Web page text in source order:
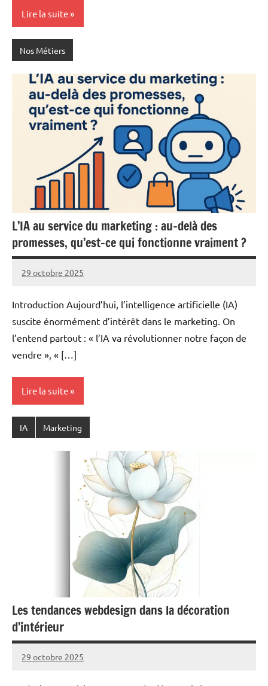
Lire la suite
Nos Métiers
L’IA au service du marketing : au-delà des
promesses, qu’est-ce qui fonctionne vraiment ?
29 octobre 2025
Ruben
Introduction Aujourd’hui, l’intelligence artificielle (IA)
suscite énormément d’intérêt dans le marketing. On
l’entend partout : « l’IA va révolutionner notre façon de
vendre », « […]
Lire la suite
IA Marketing
Les tendances webdesign dans la décoration
d’intérieur
29 octobre 2025
Marc